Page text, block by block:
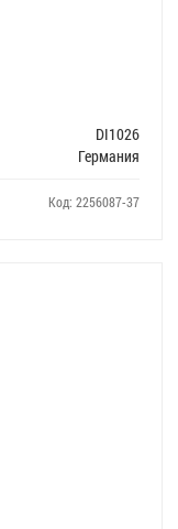
DI1026
Германия
Код: 2256087-37